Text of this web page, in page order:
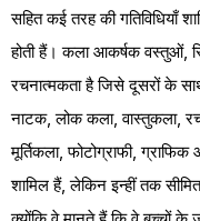
सहित कई तरह की गतिविधियाँ
होती हैं। कला आकर्षक वस्तुओं,
रचनात्मकता है जिसे दूसरों के
नाटक, लोक कला, वास्तुकला,
मूर्तिकला, फोटोग्राफी,
शामिल हैं, लेकिन इन्हीं तक